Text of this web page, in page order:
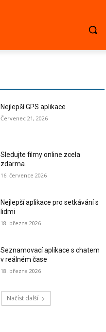
Nejlepší GPS aplikace
Červenec 21, 2026
Sledujte filmy online zcela
zdarma.
16. července 2026
Nejlepší aplikace pro setkávání s
lidmi
18. března 2026
Seznamovací aplikace s chatem
v reálném čase
18. března 2026
Načíst další